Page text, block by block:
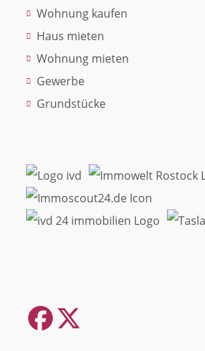
Wohnung kaufen
Haus mieten
Wohnung mieten
Gewerbe
Grundstücke
Facebook
Twitter